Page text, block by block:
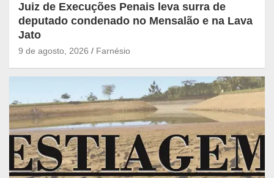
Juiz de Execuções Penais leva surra de
deputado condenado no Mensalão e na Lava
Jato
9 de agosto, 2026 Farnésio